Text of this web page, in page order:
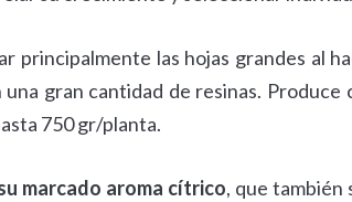
principalmente las hojas grandes al
gran cantidad de resinas. Produce
750 gr/planta.
marcado aroma cítrico, que también